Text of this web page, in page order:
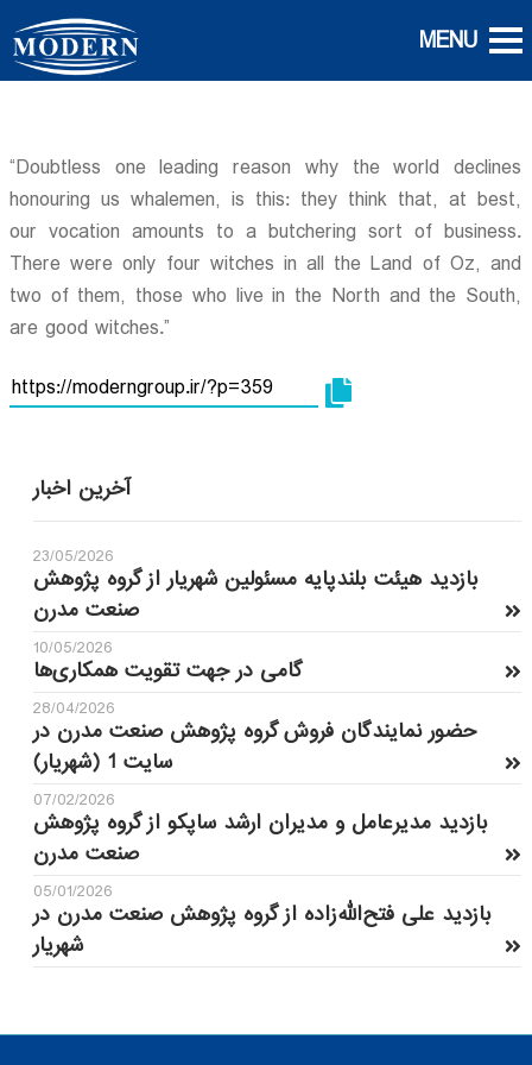
“Doubtless one leading reason why the world declines
honouring us whalemen, is this: they think that, at best,
our vocation amounts to a butchering sort of business.
There were only four witches in all the Land of Oz, and
two of them, those who live in the North and the South,
are good witches.”
آخرین اخبار
23/05/2026
بازدید هیئت بلندپایه مسئولین شهریار از گروه پژوهش
صنعت مدرن
10/05/2026
گامی در جهت تقویت همکاری‌ها
28/04/2026
حضور نمایندگان فروش گروه پژوهش صنعت مدرن در
سایت 1 (شهریار)
07/02/2026
بازدید مدیرعامل و مدیران ارشد ساپکو از گروه پژوهش
صنعت مدرن
05/01/2026
بازدید علی فتح‌الله‌زاده از گروه پژوهش صنعت مدرن در
شهریار